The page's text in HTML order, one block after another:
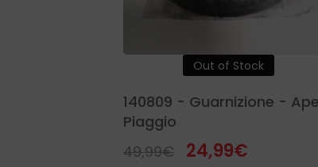
Out of Stock
140809 - Guarnizione -
Piaggio
49,99€ 24,99€